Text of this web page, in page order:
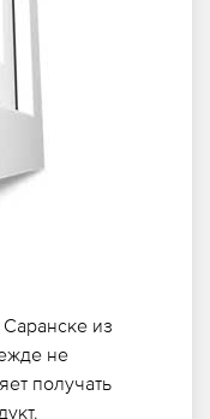
из
не
получать